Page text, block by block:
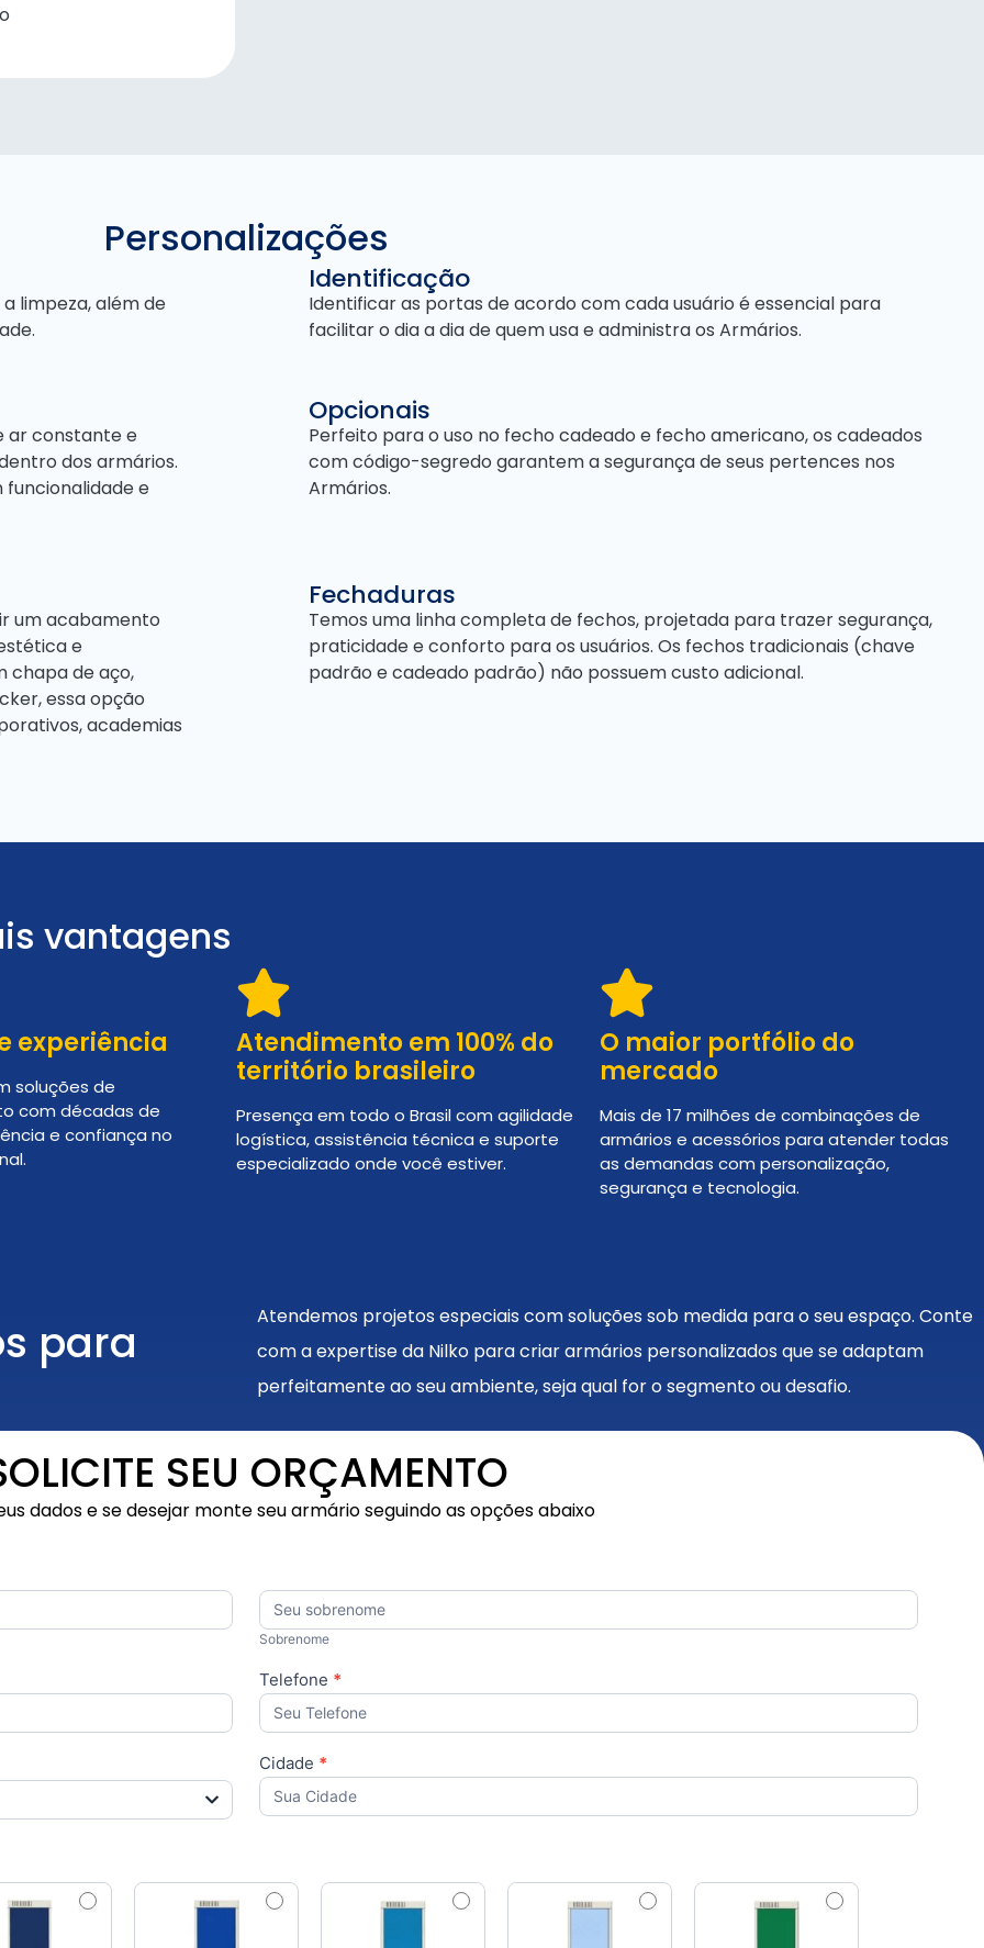
Personalizações
limpeza, além de
Identificação
Identificar as portas de acordo com cada usuário é essencial para
facilitar o dia a dia de quem usa e administra os Armários.
ar constante e
dos armários.
funcionalidade e
Opcionais
Perfeito para o uso no fecho cadeado e fecho americano, os cadeados
com código-segredo garantem a segurança de seus pertences nos
Armários.
um acabamento
e
chapa de aço,
essa opção
academias
Fechaduras
Temos uma linha completa de fechos, projetada para trazer segurança,
praticidade e conforto para os usuários. Os fechos tradicionais (chave
padrão e cadeado padrão) não possuem custo adicional.
vantagens
experiência
soluções de
com décadas de
e confiança no
Atendimento em 100% do
território brasileiro
Presença em todo o Brasil com agilidade
logística, assistência técnica e suporte
especializado onde você estiver.
O maior portfólio do
mercado
Mais de 17 milhões de combinações de
armários e acessórios para atender todas
as demandas com personalização,
segurança e tecnologia.
para
Atendemos projetos especiais com soluções sob medida para o seu espaço. Conte
com a expertise da Nilko para criar armários personalizados que se adaptam
perfeitamente ao seu ambiente, seja qual for o segmento ou desafio.
SEU ORÇAMENTO
dados e se desejar monte seu armário seguindo as opções abaixo
Sobrenome
Sobrenome
Telefone *
Cidade *